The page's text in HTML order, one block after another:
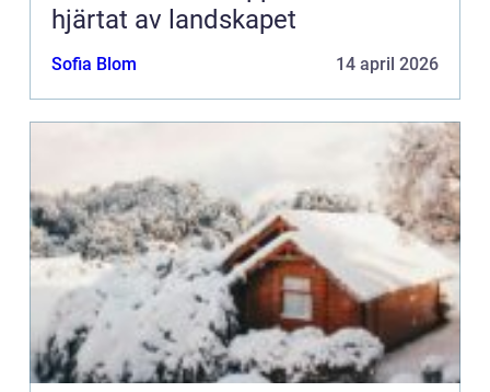
hjärtat av landskapet
Sofia Blom 14 april 2026